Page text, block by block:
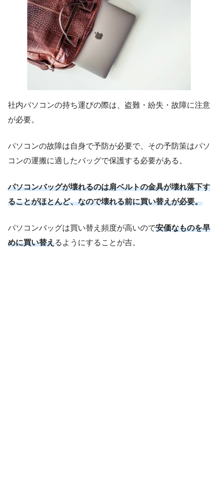
社内パソコンの持ち運びの際は、盗難・紛失・故障に注意
が必要。
パソコンの故障は自身で予防が必要で、その予防策はパソ
コンの運搬に適したバッグで保護する必要がある。
パソコンバッグが壊れるのは肩ベルトの金具が壊れ落下す
ることがほとんど、なので壊れる前に買い替えが必要。
パソコンバッグは買い替え頻度が高いので安価なものを早
めに買い替えるようにすることが吉。